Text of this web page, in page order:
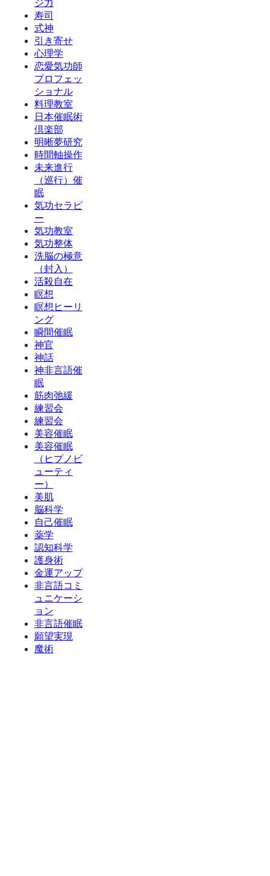
ジ力
寿司
式神
引き寄せ
心理学
恋愛気功師
プロフェッ
ショナル
料理教室
日本催眠術
倶楽部
明晰夢研究
時間軸操作
未来進行
（巡行）催
眠
気功セラピ
ー
気功教室
気功整体
洗脳の極意
（封入）
活殺自在
瞑想
瞑想ヒーリ
ング
瞬間催眠
神官
神話
神非言語催
眠
筋肉弛緩
練習会
練習会
美容催眠
美容催眠
（ヒプノビ
ューティ
ー）
美肌
脳科学
自己催眠
薬学
認知科学
護身術
金運アップ
非言語コミ
ュニケーシ
ョン
非言語催眠
願望実現
魔術